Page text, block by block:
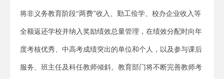
将非义务教育阶段“两费”收入、勤工俭学、校办企业收入等
全额返还学校并纳入奖励绩效总量管理，在绩效分配时向年
度考核优秀、中高考成绩突出的单位和个人，以及参与课后
服务、班主任及科任教师倾斜。教育部门将不断完善教师考